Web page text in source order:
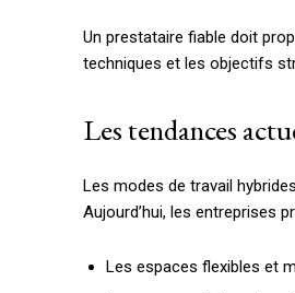
Un prestataire fiable doit
techniques et les objectifs
Les tendances
Les modes de travail
Aujourd’hui, les entreprises
Les espaces flexibles et